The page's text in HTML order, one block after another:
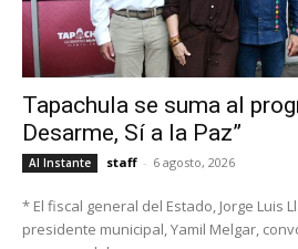
Tapachula se suma al
Desarme, Sí a la Paz”
Al Instante staff - 6 agosto, 2026
* El fiscal general del Estado, Jorge Luis
presidente municipal, Yamil Melgar,